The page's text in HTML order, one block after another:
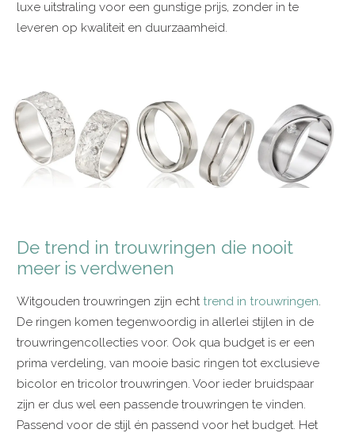
luxe uitstraling voor een gunstige prijs, zonder in te
leveren op kwaliteit en duurzaamheid.
De trend in trouwringen die nooit
meer is verdwenen
Witgouden trouwringen zijn echttrend in trouwringen
De ringen komen tegenwoordig in allerlei stijlen in de
trouwringencollecties voor. Ook qua budget is er een
prima verdeling, van mooie basic ringen tot exclusieve
bicolor en tricolor trouwringen. Voor ieder bruidspaar
zijn er dus wel een passende trouwringen te vinden.
Passend voor de stijl én passend voor het budget. Het